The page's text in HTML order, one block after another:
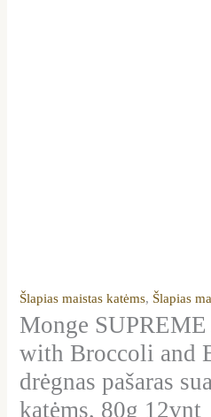
Šlapias maistas katėms, Šlapias
Monge
with Broccoli and
drėgnas pašaras
katėms, 80g 12vnt